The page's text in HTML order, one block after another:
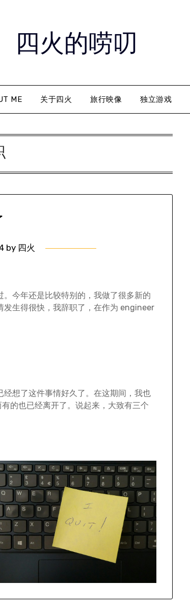
四火的唠叨
ME 关于四火 旅行映像 独立游戏
by 四火
今年还是比较特别的，我做了很多新的
发生得很快，我辞职了，在作为 engineer
想了这件事情好久了。在这期间，我也
的也已经离开了。说起来，大致有三个